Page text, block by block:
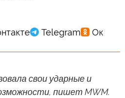
свои ударные и
пишет MWM.